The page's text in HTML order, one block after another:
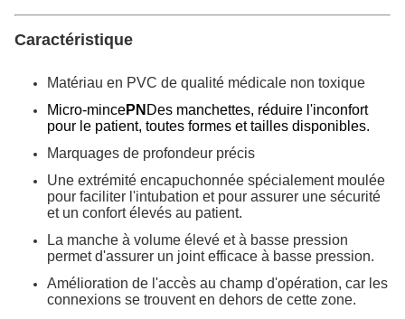
Caractéristique
Matériau en PVC de qualité médicale non toxique
Micro-mincePN Des manchettes, réduire l'inconfort
pour le patient, toutes formes et tailles disponibles.
Marquages de profondeur précis
Une extrémité encapuchonnée spécialement moulée
pour faciliter l'intubation et pour assurer une sécurité
et un confort élevés au patient.
La manche à volume élevé et à basse pression
permet d'assurer un joint efficace à basse pression.
Amélioration de l'accès au champ d'opération, car les
connexions se trouvent en dehors de cette zone.